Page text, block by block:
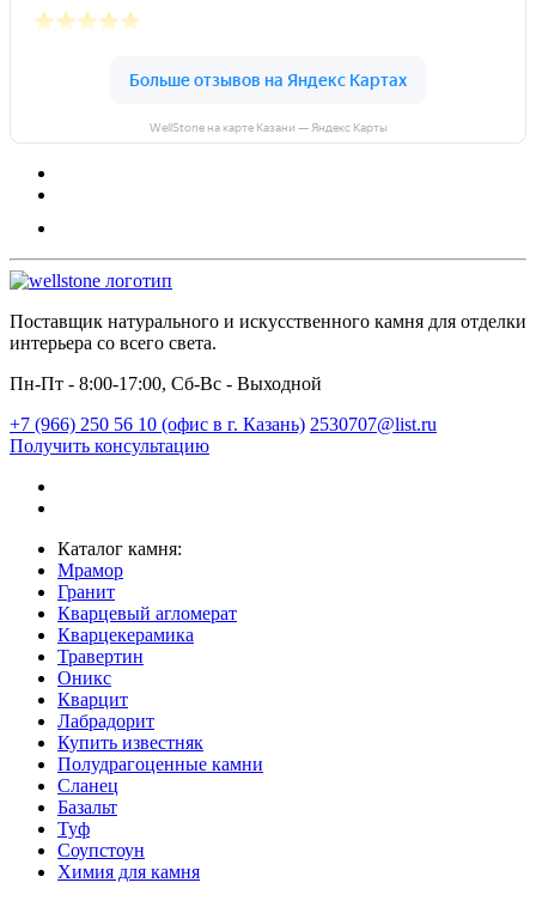
WellStone на карте Казани — Яндекс Карты
Поставщик натурального и искусственного камня для отделки
интерьера со всего света.
Пн-Пт - 8:00-17:00, Сб-Вс - Выходной
+7 (966) 250 56 10 (офис в г. Казань) 2530707@list.ru
Получить консультацию
Каталог камня:
Мрамор
Гранит
Кварцевый агломерат
Кварцекерамика
Травертин
Оникс
Кварцит
Лабрадорит
Купить известняк
Полудрагоценные камни
Сланец
Базальт
Туф
Соупстоун
Химия для камня